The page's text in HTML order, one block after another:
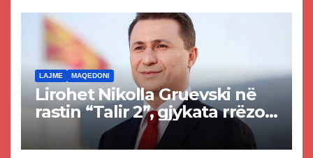
LAJME MAQEDONI
Lirohet Nikolla Gruevski në
rastin “Talir 2”, gjykata rrëzon
akuzat për ndërtimin e
paligjshëm të selisë së